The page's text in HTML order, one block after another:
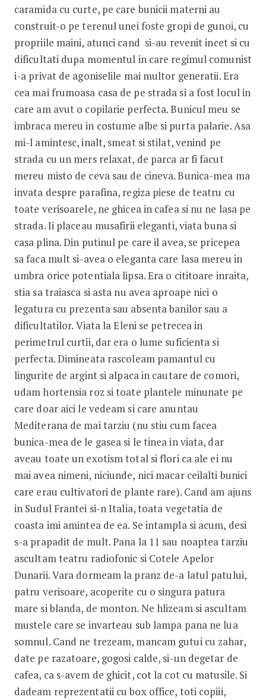
caramida cu curte, pe care bunicii materni au
construit-o pe terenul unei foste gropi de gunoi, cu
propriile maini, atunci cand si-au revenit incet si cu
dificultati dupa momentul in care regimul comunist
i-a privat de agoniselile mai multor generatii. Era
cea mai frumoasa casa de pe strada si a fost locul in
care am avut o copilarie perfecta. Bunicul meu se
imbraca mereu in costume albe si purta palarie. Asa
mi-l amintesc, inalt, smeat si stilat, venind pe
strada cu un mers relaxat, de parca ar fi facut
mereu misto de ceva sau de cineva. Bunica-mea ma
invata despre parafina, regiza piese de teatru cu
toate verisoarele, ne ghicea in cafea si nu ne lasa pe
strada. Ii placeau musafirii eleganti, viata buna si
casa plina. Din putinul pe care il avea, se pricepea
sa faca mult si-avea o eleganta care lasa mereu in
umbra orice potentiala lipsa. Era o cititoare inraita,
stia sa traiasca si asta nu avea aproape nici o
legatura cu prezenta sau absenta banilor sau a
dificultatilor. Viata la Eleni se petrecea in
perimetrul curtii, dar era o lume suficienta si
perfecta. Dimineata rascoleam pamantul cu
lingurite de argint si alpaca in cautare de comori,
udam hortensia roz si toate plantele minunate pe
care doar aici le vedeam si care anuntau
Mediterana de mai tarziu (nu stiu cum facea
bunica-mea de le gasea si le tinea in viata, dar
aveau toate un exotism total si flori ca ale ei nu
mai avea nimeni, niciunde, nici macar ceilalti bunici
care erau cultivatori de plante rare). Cand am ajuns
in Sudul Frantei si-n Italia, toata vegetatia de
coasta imi amintea de ea. Se intampla si acum, desi
s-a prapadit de mult. Pana la 11 sau noaptea tarziu
ascultam teatru radiofonic si Cotele Apelor
Dunarii. Vara dormeam la pranz de-a latul patului,
patru verisoare, acoperite cu o singura patura
mare si blanda, de monton. Ne hlizeam si ascultam
mustele care se invarteau sub lampa pana ne lua
somnul. Cand ne trezeam, mancam gutui cu zahar,
date pe razatoare, gogosi calde, si-un degetar de
cafea, ca s-avem de ghicit, cot la cot cu matusile. Si
dadeam reprezentatii cu box office, toti copiii,